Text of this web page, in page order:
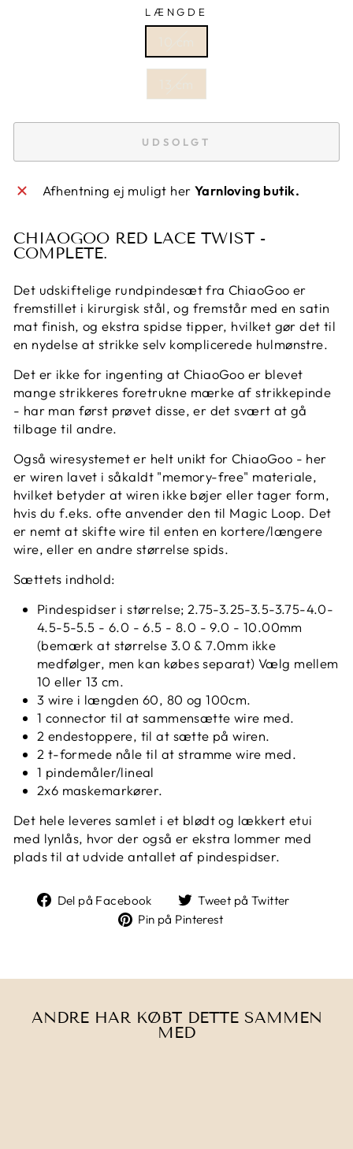
LÆNGDE
UDSOLGT
Afhentning ej muligt her Yarnloving butik.
CHIAOGOO RED LACE TWIST -
COMPLETE.
Det udskiftelige rundpindesæt fra ChiaoGoo er
fremstillet i kirurgisk stål, og fremstår med en satin
mat finish, og ekstra spidse tipper, hvilket gør det til
en nydelse at strikke selv komplicerede hulmønstre.
Det er ikke for ingenting at ChiaoGoo er blevet
mange strikkeres foretrukne mærke af strikkepinde
- har man først prøvet disse, er det svært at gå
tilbage til andre.
Også wiresystemet er helt unikt for ChiaoGoo - her
er wiren lavet i såkaldt "memory-free" materiale,
hvilket betyder at wiren ikke bøjer eller tager form,
hvis du f.eks. ofte anvender den til Magic Loop. Det
er nemt at skifte wire til enten en kortere/længere
wire, eller en andre størrelse spids.
Sættets indhold:
Pindespidser i størrelse; 2.75-3.25-3.5-3.75-4.0-
4.5-5-5.5 - 6.0 - 6.5 - 8.0 - 9.0 - 10.00mm
(bemærk at størrelse 3.0 & 7.0mm ikke
medfølger, men kan købes separat) Vælg mellem
10 eller 13 cm.
3 wire i længden 60, 80 og 100cm.
1 connector til at sammensætte wire med.
2 endestoppere, til at sætte på wiren.
2 t-formede nåle til at stramme wire med.
1 pindemåler/lineal
2x6 maskemarkører.
Det hele leveres samlet i et blødt og lækkert etui
med lynlås, hvor der også er ekstra lommer med
plads til at udvide antallet af pindespidser.
Del på Facebook
Del
på
Tweet på Twitter
Pin på Pinterest
ANDRE HAR KØBT DETTE SAMMEN
MED